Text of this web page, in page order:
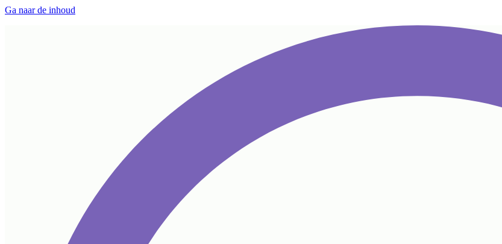
Ga naar de inhoud